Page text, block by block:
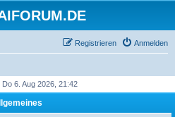
Anmelden
Registrieren
6. Aug 2026, 21:42